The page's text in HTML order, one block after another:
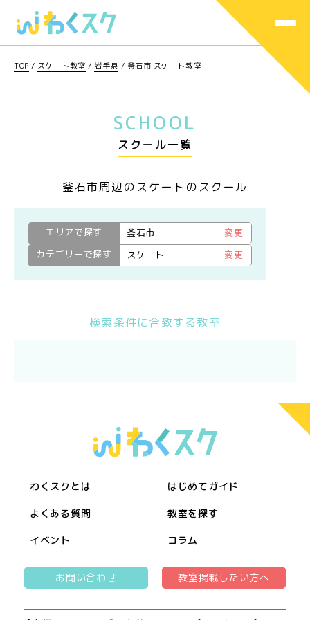
TOP / スケート教室 / 岩手県 / 釜石市 スケート教室
SCHOOL
スクール一覧
釜石市周辺のスケートのスクール
エリアで探す 釜石市
変更
カテゴリーで探す
スケート 変更
検索条件に合致する教室
わくスクとは はじめてガイド
よくある質問 教室を探す
イベント コラム
お問い合わせ 教室掲載したい方へ